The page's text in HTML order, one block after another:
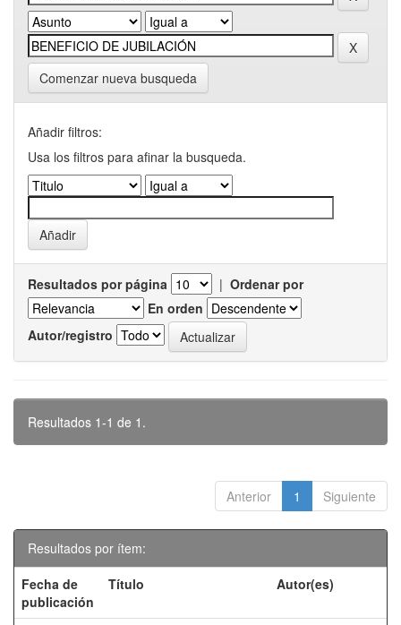
Comenzar nueva busqueda
Añadir filtros:
Usa los filtros para afinar la busqueda.
Resultados por página | Ordenar por
En orden
Autor/registro
Resultados 1-1 de 1.
Anterior 1 Siguiente
Resultados por ítem:
Fecha de
publicación
Título Autor(es)